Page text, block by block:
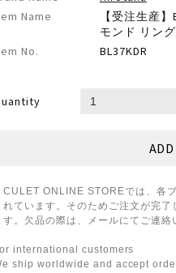
Name
【受注生産
モンド リング
No.
BL37KDR
CULET ONLINE STOREでは、各
れています。そのためご注文が完
す。欠品の際は、メールにてご連絡
international customers
ship worldwide and accept